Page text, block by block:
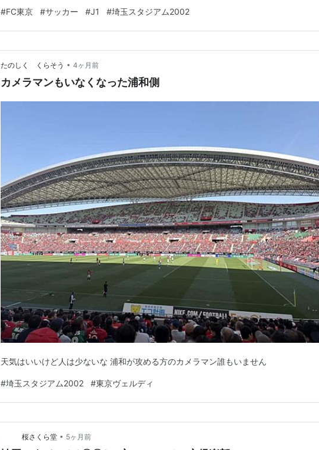
はかなり厳しい状況に変わりありませんが、明日の千葉の頑張りに期待しするしかない
ですね。
#FC東京 #サッカー #J1 #埼玉スタジアム2002
たのしく くらそう • 4ヶ月前
カメラマンもいなくなった浦和側
天気はいいけど人は少ないな 浦和が攻める方のカメラマン誰もいません
#埼玉スタジアム2002 #東京ヴェルディ
桜さくら堂 • 5ヶ月前